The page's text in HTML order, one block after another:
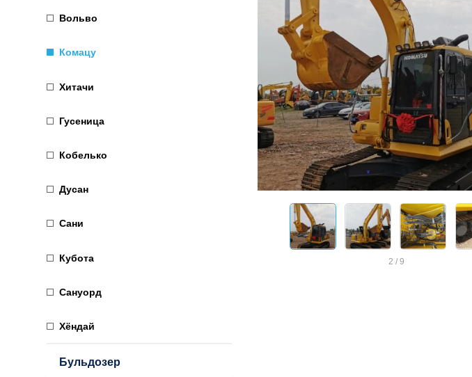
Вольво
Комацу
Хитачи
Гусеница
Кобелько
Дусан
Сани
Кубота
Сануорд
Хёндай
Бульдозер
2 / 9